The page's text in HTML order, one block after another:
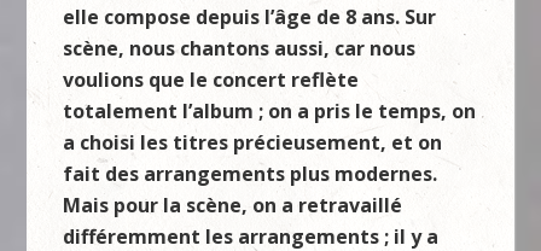
elle compose depuis l’âge de 8 ans. Sur
scène, nous chantons aussi, car nous
voulions que le concert reflète
totalement l’album ; on a pris le temps, on
a choisi les titres précieusement, et on
fait des arrangements plus modernes.
Mais pour la scène, on a retravaillé
différemment les arrangements ; il y a